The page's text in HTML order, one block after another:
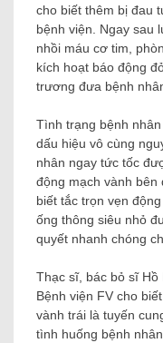
cho biết thêm bị đau
bệnh viện. Ngay sau
nhồi máu cơ tim,
kích hoạt báo động
trương đưa bệnh
Tình trạng bệnh
dấu hiệu vô cùng
nhân ngay tức tốc
động mạch vành bên
biết tắc trọn vẹn
ống thông siêu nhỏ
quyết nhanh chóng
Thạc sĩ, bác bỏ sĩ Hồ
Bệnh viện FV cho
vành trái là tuyến
tình huống bệnh